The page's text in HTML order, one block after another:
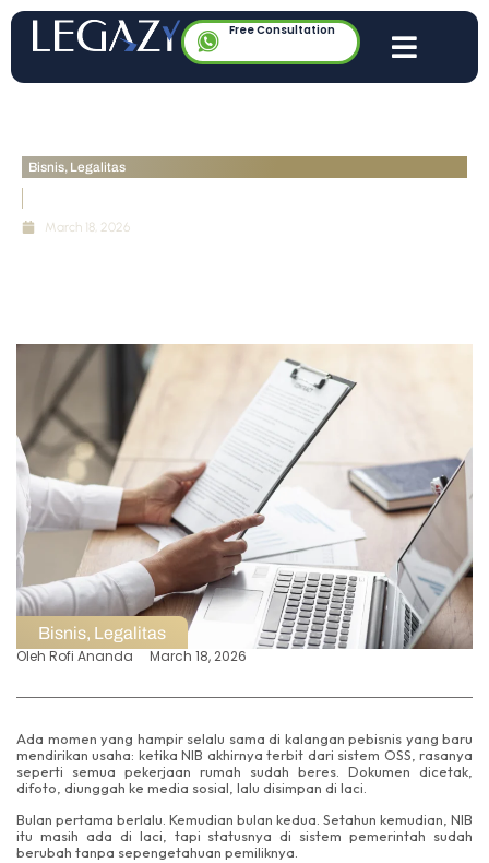
Free Consultation
Bisnis, Legalitas
March 18, 2026
Bisnis, Legalitas
Oleh Rofi Ananda March 18, 2026
Ada momen yang hampir selalu sama di kalangan pebisnis yang baru
mendirikan usaha: ketika NIB akhirnya terbit dari sistem OSS, rasanya
seperti semua pekerjaan rumah sudah beres. Dokumen dicetak,
difoto, diunggah ke media sosial, lalu disimpan di laci.
Bulan pertama berlalu. Kemudian bulan kedua. Setahun kemudian, NIB
itu masih ada di laci, tapi statusnya di sistem pemerintah sudah
berubah tanpa sepengetahuan pemiliknya.